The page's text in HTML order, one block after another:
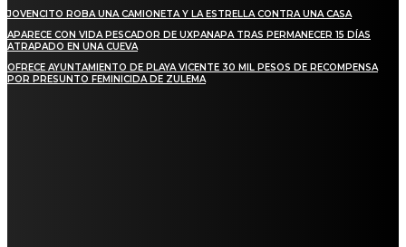
JOVENCITO ROBA UNA CAMIONETA Y LA ESTRELLA CONTRA UNA CASA
APARECE CON VIDA PESCADOR DE UXPANAPA TRAS PERMANECER 15 DÍAS
ATRAPADO EN UNA CUEVA
OFRECE AYUNTAMIENTO DE PLAYA VICENTE 30 MIL PESOS DE RECOMPENSA
POR PRESUNTO FEMINICIDA DE ZULEMA